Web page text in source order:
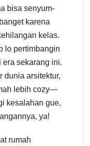
bisa senyum-
karena
kelas.
lo pertimbangin
era sekarang ini.
dunia arsitektur,
lebih cozy—
kesalahan gue,
ya!
rumah